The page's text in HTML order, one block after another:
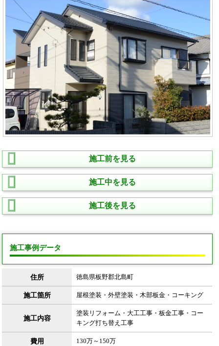
施工前を見る
施工中を見る
施工後を見る
施工事例データ
住所 徳島県板野郡北島町
施工箇所 屋根塗装・外壁塗装・木部板金・コーキング
施工内容
塗装リフォーム・大工工事・板金工事・コー
キング打ち替え工事
費用 130万～150万